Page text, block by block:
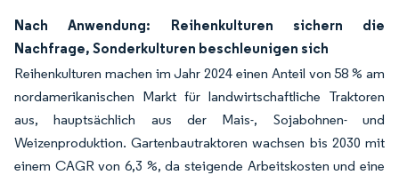
Nach Anwendung: Reihenkulturen sichern die
Nachfrage, Sonderkulturen beschleunigen sich
Reihenkulturen machen im Jahr 2024 einen Anteil von 58 % am
nordamerikanischen Markt für landwirtschaftliche Traktoren
aus, hauptsächlich aus der Mais-, Sojabohnen- und
Weizenproduktion. Gartenbautraktoren wachsen bis 2030 mit
einem CAGR von 6,3 %, da steigende Arbeitskosten und eine